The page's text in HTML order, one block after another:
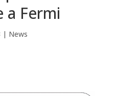
a Fermi
| News